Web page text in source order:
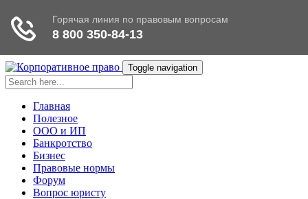
Toggle navigation
Главная
Полезное
ООО и ИП
Банкротство
Бизнес
Правовые нормы
Форум
Вопрос юристу